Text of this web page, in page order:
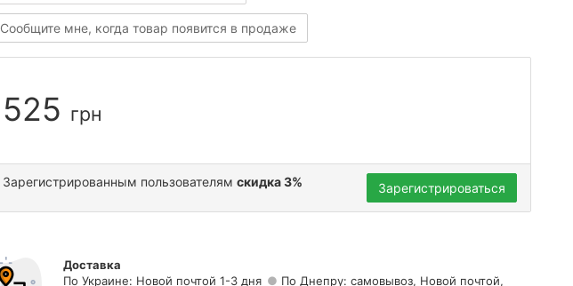
Сообщите мне, когда товар появится в продаже
525 грн
Зарегистрированным пользователям скидка 3% Зарегистрироваться
Доставка
По Украине: Новой почтой 1-3 дня
По Днепру: самовывоз, Новой почтой,